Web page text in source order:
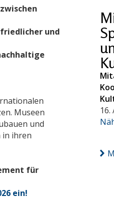
und
Museen
und
in ihren
für
ein!